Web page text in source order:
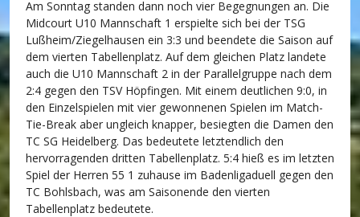
Am Sonntag standen dann noch vier Begegnungen an. Die
Midcourt U10 Mannschaft 1 erspielte sich bei der TSG
Lußheim/Ziegelhausen ein 3:3 und beendete die Saison auf
dem vierten Tabellenplatz. Auf dem gleichen Platz landete
auch die U10 Mannschaft 2 in der Parallelgruppe nach dem
2:4 gegen den TSV Höpfingen. Mit einem deutlichen 9:0, in
den Einzelspielen mit vier gewonnenen Spielen im Match-
Tie-Break aber ungleich knapper, besiegten die Damen den
TC SG Heidelberg. Das bedeutete letztendlich den
hervorragenden dritten Tabellenplatz. 5:4 hieß es im letzten
Spiel der Herren 55 1 zuhause im Badenligaduell gegen den
TC Bohlsbach, was am Saisonende den vierten
Tabellenplatz bedeutete.